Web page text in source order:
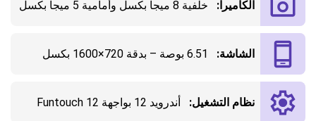
الكاميرا: خلفية 8 ميجا بكسل وأمامية 5 ميجا بكسل
الشاشة: 6.51 بوصة – بدقة 720×1600 بكسل
نظام التشغيل: أندرويد 12 بواجهة Funtouch 12